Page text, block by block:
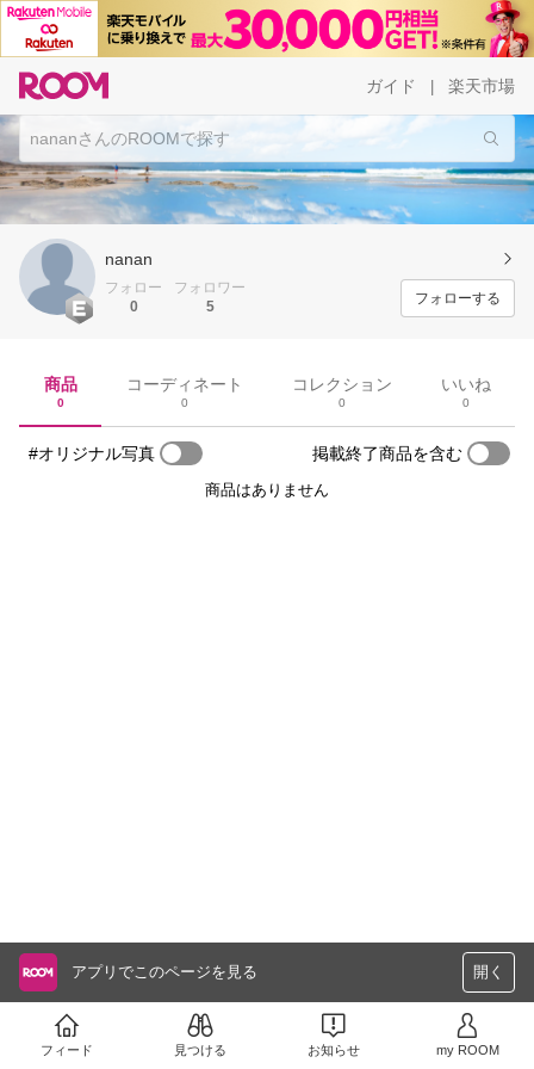
ガイド 楽天市場
nanan
フォロー
0
フォロワー
5
フォローする
商品
0
コーディネート
0
コレクション
0
いいね
0
#オリジナル写真 掲載終了商品を含む
商品はありません
アプリでこのページを見る 開く
フィード 見つける お知らせ my ROOM